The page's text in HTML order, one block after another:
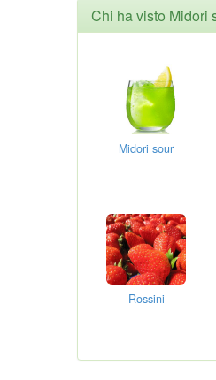
Chi ha visto Midori
Midori sour
Rossini